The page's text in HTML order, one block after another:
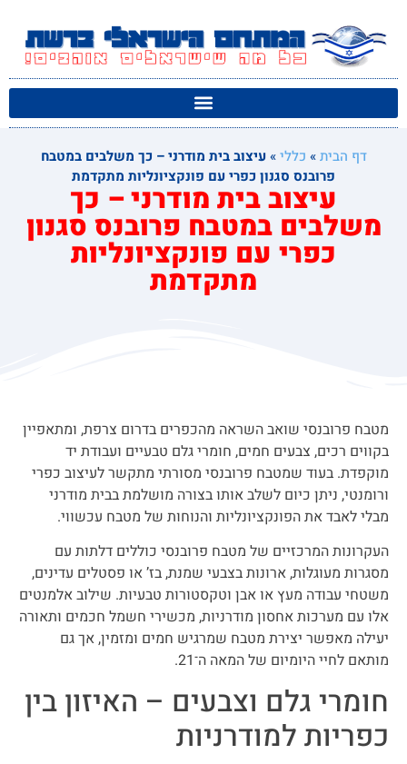
דף הבית» כללי»עיצוב בית מודרני – כך משלבים במטבח
פרובנס סגנון כפרי עם פונקציונליות מתקדמת
עיצוב בית מודרני – כך
משלבים במטבח פרובנס סגנון
כפרי עם פונקציונליות
מתקדמת
מטבח פרובנסי שואב השראה מהכפרים בדרום צרפת, ומתאפיין
בקווים רכים, צבעים חמים, חומרי גלם טבעיים ועבודת יד
מוקפדת. בעוד שמטבח פרובנסי מסורתי מתקשר לעיצוב כפרי
ורומנטי, ניתן כיום לשלב אותו בצורה מושלמת בבית מודרני
מבלי לאבד את הפונקציונליות והנוחות של מטבח עכשווי.
העקרונות המרכזיים של מטבח פרובנסי כוללים דלתות עם
מסגרות מעוגלות, ארונות בצבעי שמנת, בז’ או פסטלים עדינים,
משטחי עבודה מעץ או אבן וטקסטורות טבעיות. שילוב אלמנטים
אלו עם מערכות אחסון מודרניות, מכשירי חשמל חכמים ותאורה
יעילה מאפשר יצירת מטבח שמרגיש חמים ומזמין, אך גם
מותאם לחיי היומיום של המאה ה־21.
חומרי גלם וצבעים – האיזון בין
כפריות למודרניות